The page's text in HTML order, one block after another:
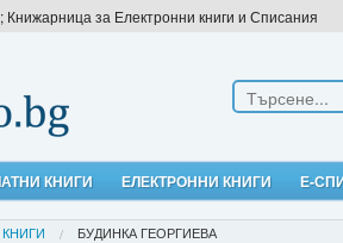
Книжарница за Електронни книги и Списания
КНИГИ ЕЛЕКТРОННИ КНИГИ Е-
КНИГИ БУДИНКА ГЕОРГИЕВА